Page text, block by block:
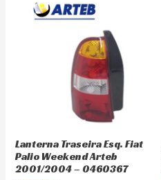
Lanterna Traseira Esq. Fiat
Palio Weekend Arteb
2001/2004 – 0460367